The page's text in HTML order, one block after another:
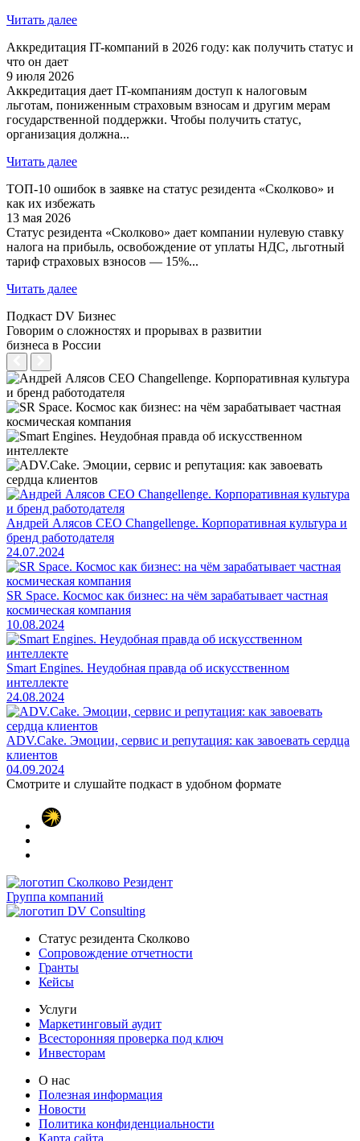
Читать далее
Аккредитация IT-компаний в 2026 году: как получить статус и
что он дает
9 июля 2026
Аккредитация дает IT-компаниям доступ к налоговым
льготам, пониженным страховым взносам и другим мерам
государственной поддержки. Чтобы получить статус,
организация должна...
Читать далее
ТОП-10 ошибок в заявке на статус резидента «Сколково» и
как их избежать
13 мая 2026
Статус резидента «Сколково» дает компании нулевую ставку
налога на прибыль, освобождение от уплаты НДС, льготный
тариф страховых взносов — 15%...
Читать далее
Подкаст DV Бизнес
Говорим о сложностях и прорывах в развитии
бизнеса в России
Андрей Алясов CEO Changellenge. Корпоративная культура и
бренд работодателя
24.07.2024
SR Space. Космос как бизнес: на чём зарабатывает частная
космическая компания
10.08.2024
Smart Engines. Неудобная правда об искусственном
интеллекте
24.08.2024
ADV.Cake. Эмоции, сервис и репутация: как завоевать сердца
клиентов
04.09.2024
Смотрите и слушайте подкаст в удобном формате
Группа компаний
Статус резидента Сколково
Сопровождение отчетности
Гранты
Кейсы
Услуги
Маркетинговый аудит
Всесторонняя проверка под ключ
Инвесторам
О нас
Полезная информация
Новости
Политика конфиденциальности
Карта сайта